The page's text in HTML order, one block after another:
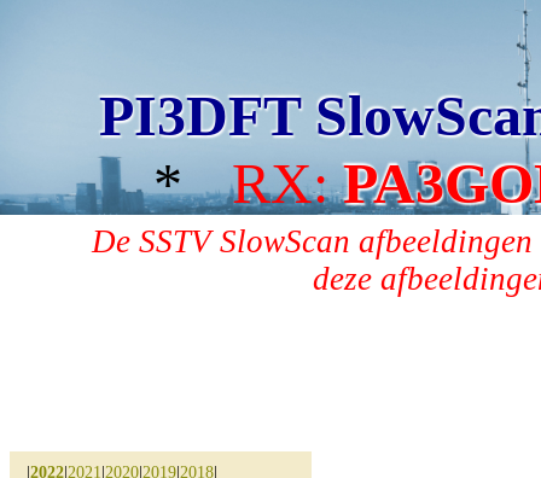
PI3DFT
*RX:
De SSTV SlowScan
deze
2022 2021 2020 2019 2018